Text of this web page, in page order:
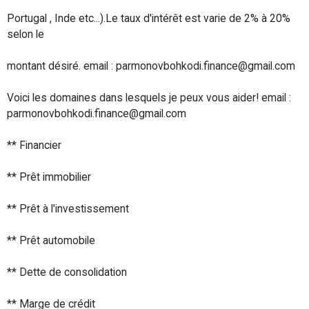
Portugal , Inde etc...).Le taux d'intérêt est varie de 2% à 20%
selon le
montant désiré. email : parmonovbohkodi.finance@gmail.com
Voici les domaines dans lesquels je peux vous aider! email :
parmonovbohkodi.finance@gmail.com
** Financier
** Prêt immobilier
** Prêt à l'investissement
** Prêt automobile
** Dette de consolidation
** Marge de crédit